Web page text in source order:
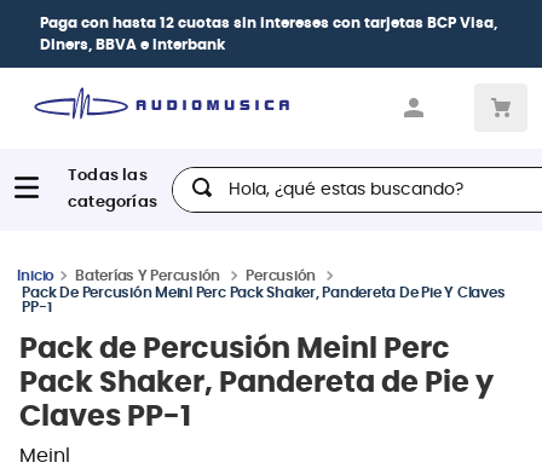
Paga con hasta 12 cuotas sin intereses con tarjetas BCP Visa,
Diners, BBVA e Interbank
Hola, ¿qué estas buscando?
Baterías Y Percusión
Percusión
Pack De Percusión Meinl Perc Pack Shaker, Pandereta De Pie Y Claves
PP-1
Pack de Percusión Meinl Perc
Pack Shaker, Pandereta de Pie y
Claves PP-1
Meinl